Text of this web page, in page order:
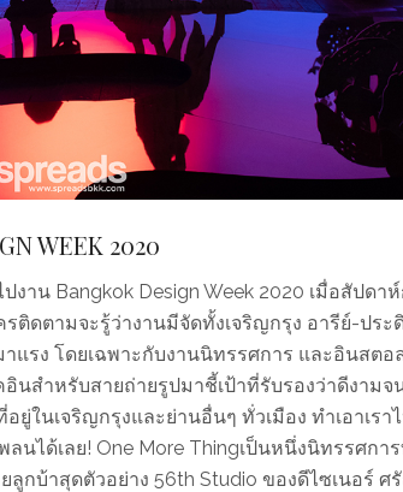
WEEK 2020
าน Bangkok Design Week 2020 เมื่อสัปดา
ติดตามจะรู้ว่างานมีจัดทั้งเจริญกรุง อารีย์-ปร
แรง โดยเฉพาะกับงานนิทรรศการ และอินสตอ
นสำหรับสายถ่ายรูปมาชี้เป้าที่รับรองว่าดีงามจ
ยู่ในเจริญกรุงและย่านอื่นๆ ทั่วเมือง ทำเอาเรา
นได้เลย! One More Thingเป็นหนึ่งนิทรรศกา
ลูกบ้าสุดตัวอย่าง 56th Studio ของดีไซเนอร์